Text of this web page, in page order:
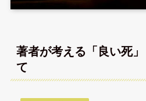
著者が考える「良い死
て